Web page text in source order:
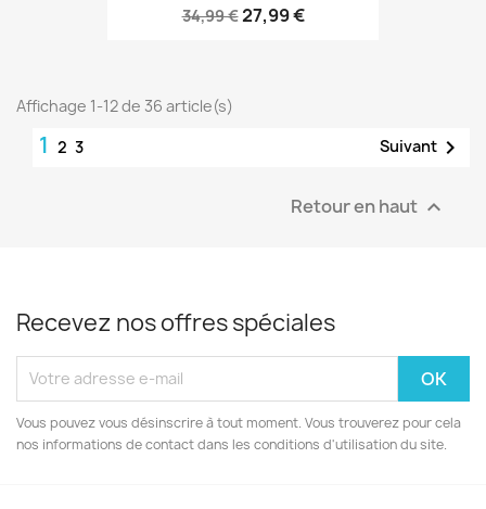
34,99 €27,99 €
Affichage 1-12 de 36 article(s)
1 2 3 Suivant 
Retour en haut 
Recevez nos offres spéciales
Vous pouvez vous désinscrire à tout moment. Vous trouverez pour cela
nos informations de contact dans les conditions d'utilisation du site.